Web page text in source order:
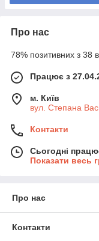
Про нас
78% позитивних з 38
Працює з
м. Київ
вул. Степана
Контакти
Сьогодні
Показати весь
Про нас
Контакти